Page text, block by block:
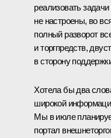
реализовать
не настроены, во
полный разворот
и торгпредств,
в сторону
Хотела бы два
широкой
Мы в июле
портал